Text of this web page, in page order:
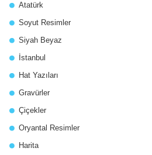
Atatürk
Soyut Resimler
Siyah Beyaz
İstanbul
Hat Yazıları
Gravürler
Çiçekler
Oryantal Resimler
Harita